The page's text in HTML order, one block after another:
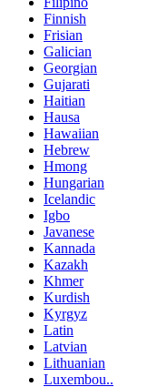
Finnish
Frisian
Galician
Georgian
Gujarati
Haitian
Hausa
Hawaiian
Hebrew
Hmong
Hungarian
Icelandic
Igbo
Javanese
Kannada
Kazakh
Khmer
Kurdish
Kyrgyz
Latin
Latvian
Lithuanian
Luxembou..